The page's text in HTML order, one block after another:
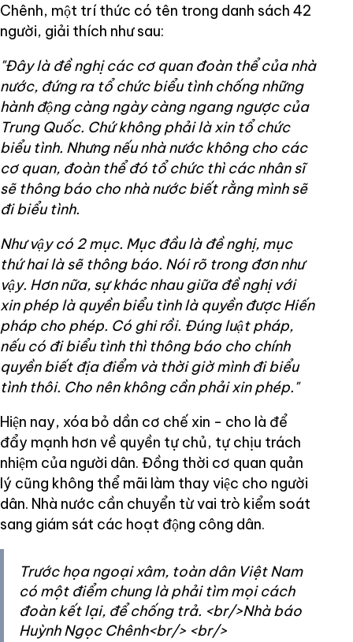
Chênh, một trí thức có tên trong danh sách 42
người, giải thích như sau:
"Đây là đề nghị các cơ quan đoàn thể của nhà
nước, đứng ra tổ chức biểu tình chống những
hành động càng ngày càng ngang ngược của
Trung Quốc. Chứ không phải là xin tổ chức
biểu tình. Nhưng nếu nhà nước không cho các
cơ quan, đoàn thể đó tổ chức thì các nhân sĩ
sẽ thông báo cho nhà nước biết rằng mình sẽ
đi biểu tình.
Như vậy có 2 mục. Mục đầu là đề nghị, mục
thứ hai là sẽ thông báo. Nói rõ trong đơn như
vậy. Hơn nữa, sự khác nhau giữa đề nghị với
xin phép là quyền biểu tình là quyền được Hiến
pháp cho phép. Có ghi rồi. Đúng luật pháp,
nếu có đi biểu tình thì thông báo cho chính
quyền biết địa điểm và thời giờ mình đi biểu
tình thôi. Cho nên không cần phải xin phép."
Hiện nay, xóa bỏ dần cơ chế xin - cho là để
đẩy mạnh hơn về quyền tự chủ, tự chịu trách
nhiệm của người dân. Đồng thời cơ quan quản
lý cũng không thể mãi làm thay việc cho người
dân. Nhà nước cần chuyển từ vai trò kiểm soát
sang giám sát các hoạt động công dân.
Trước họa ngoại xâm, toàn dân Việt Nam
có một điểm chung là phải tìm mọi cách
đoàn kết lại, để chống trả. <br/>Nhà báo
Huỳnh Ngọc Chênh<br/> <br/>